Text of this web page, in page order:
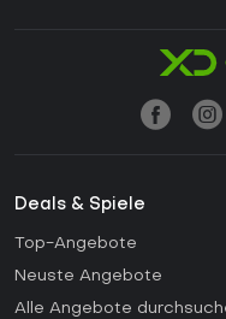
Deals & Spiele
Top-Angebote
Neuste Angebote
Alle Angebote